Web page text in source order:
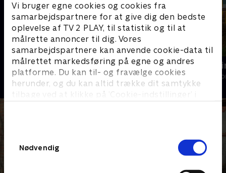
Vi bruger egne cookies og cookies fra
samarbejdspartnere for at give dig den bedste
oplevelse af TV 2 PLAY, til statistik og til at
målrette annoncer til dig. Vores
samarbejdspartnere kan anvende cookie-data til
målrettet markedsføring på egne og andres
platforme. Du kan til- og fravælge cookies
herunder, og du kan altid trække dit samtykke
tilbage ved at klikke på ’Cookie-indstillinger’ i
Nødvendig
Nyt liv i gamle huse
Livsstil • 1 sæsoner
Vild
Livsstil • 2